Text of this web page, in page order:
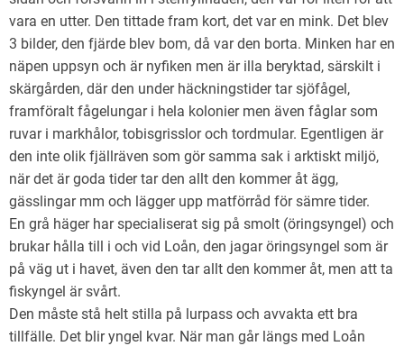
vara en utter. Den tittade fram kort, det var en mink. Det blev
3 bilder, den fjärde blev bom, då var den borta. Minken har en
näpen uppsyn och är nyfiken men är illa beryktad, särskilt i
skärgården, där den under häckningstider tar sjöfågel,
framföralt fågelungar i hela kolonier men även fåglar som
ruvar i markhålor, tobisgrisslor och tordmular. Egentligen är
den inte olik fjällräven som gör samma sak i arktiskt miljö,
när det är goda tider tar den allt den kommer åt ägg,
gässlingar mm och lägger upp matförråd för sämre tider.
En grå häger har specialiserat sig på smolt (öringsyngel) och
brukar hålla till i och vid Loån, den jagar öringsyngel som är
på väg ut i havet, även den tar allt den kommer åt, men att ta
fiskyngel är svårt.
Den måste stå helt stilla på lurpass och avvakta ett bra
tillfälle. Det blir yngel kvar. När man går längs med Loån